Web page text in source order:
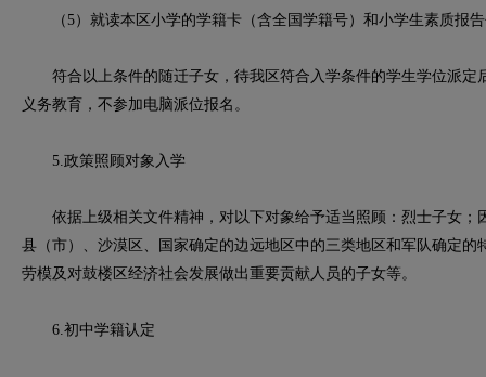
（5）就读本区小学的学籍卡（含全国学籍号）和小学生素质报
符合以上条件的随迁子女，待我区符合入学条件的学生学位派定
义务教育，不参加电脑派位报名。
5.政策照顾对象入学
依据上级相关文件精神，对以下对象给予适当照顾：烈士子女；
县（市）、沙漠区、国家确定的边远地区中的三类地区和军队确定
劳模及对鼓楼区经济社会发展做出重要贡献人员的子女等。
6.初中学籍认定